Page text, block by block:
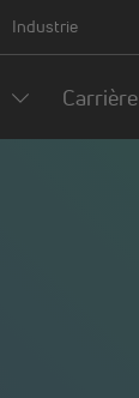
Industrie
Carrière